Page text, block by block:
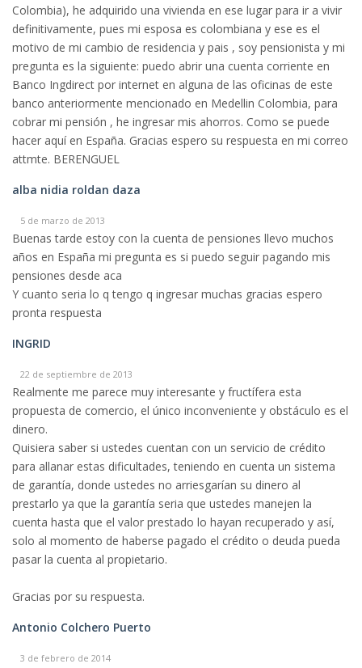
Colombia), he adquirido una vivienda en ese lugar para ir a vivir
definitivamente, pues mi esposa es colombiana y ese es el
motivo de mi cambio de residencia y pais , soy pensionista y mi
pregunta es la siguiente: puedo abrir una cuenta corriente en
Banco Ingdirect por internet en alguna de las oficinas de este
banco anteriormente mencionado en Medellin Colombia, para
cobrar mi pensión , he ingresar mis ahorros. Como se puede
hacer aquí en España. Gracias espero su respuesta en mi correo
attmte. BERENGUEL
alba nidia roldan daza
5 de marzo de 2013
Buenas tarde estoy con la cuenta de pensiones llevo muchos
años en España mi pregunta es si puedo seguir pagando mis
pensiones desde aca
Y cuanto seria lo q tengo q ingresar muchas gracias espero
pronta respuesta
INGRID
22 de septiembre de 2013
Realmente me parece muy interesante y fructífera esta
propuesta de comercio, el único inconveniente y obstáculo es el
dinero.
Quisiera saber si ustedes cuentan con un servicio de crédito
para allanar estas dificultades, teniendo en cuenta un sistema
de garantía, donde ustedes no arriesgarían su dinero al
prestarlo ya que la garantía seria que ustedes manejen la
cuenta hasta que el valor prestado lo hayan recuperado y así,
solo al momento de haberse pagado el crédito o deuda pueda
pasar la cuenta al propietario.
Gracias por su respuesta.
Antonio Colchero Puerto
3 de febrero de 2014